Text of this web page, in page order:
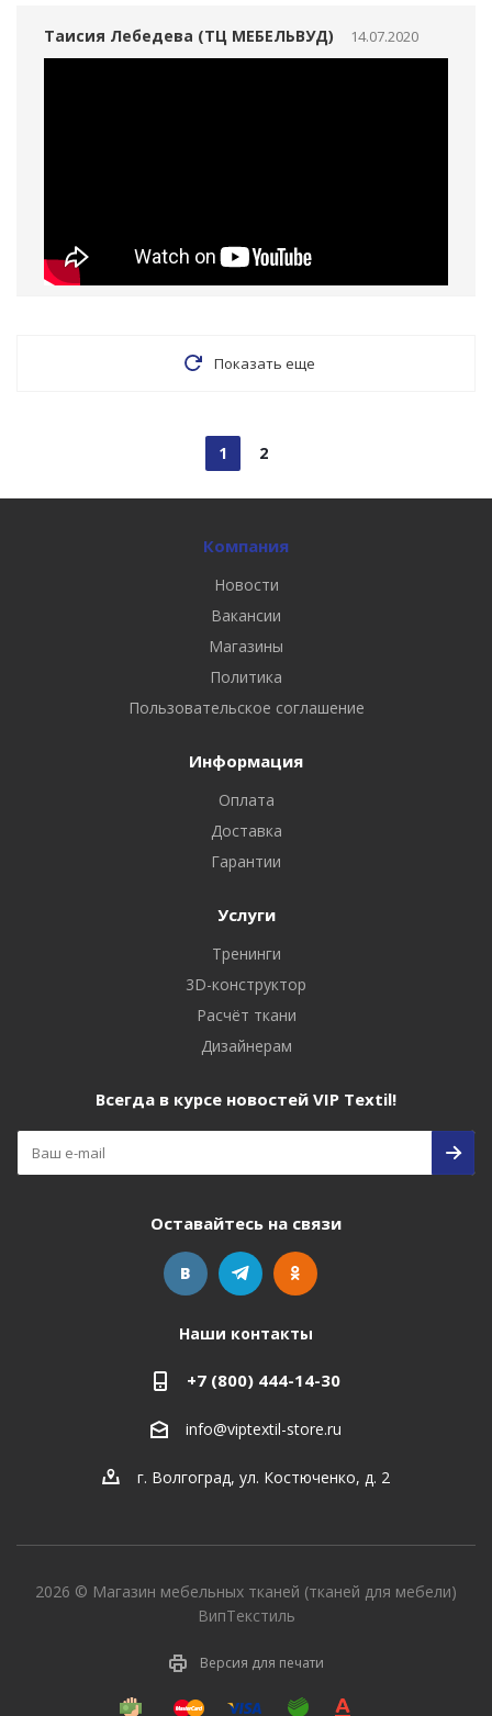
Таисия Лебедева (ТЦ МЕБЕЛЬВУД) 14.07.2020
Показать еще
1 2
Компания
Новости
Вакансии
Магазины
Политика
Пользовательское соглашение
Информация
Оплата
Доставка
Гарантии
Услуги
Тренинги
3D-конструктор
Расчёт ткани
Дизайнерам
Всегда в курсе новостей VIP Textil!
Оставайтесь на связи
Наши контакты
+7 (800) 444-14-30
info@viptextil-store.ru
г. Волгоград, ул. Костюченко, д. 2
2026 © Магазин мебельных тканей (тканей для мебели)
ВипТекстиль
Версия для печати